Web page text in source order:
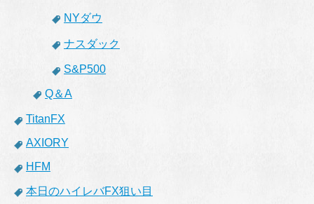
NYダウ
ナスダック
S&P500
Q＆A
TitanFX
AXIORY
HFM
本日のハイレバFX狙い目